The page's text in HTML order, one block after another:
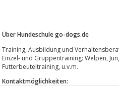
Über Hundeschule go-dogs.de
Training, Ausbildung und
Einzel- und Gruppentraining: Welpen,
Futterbeuteltraining, u.v.m.
Kontaktmöglichkeiten: